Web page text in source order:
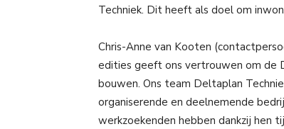
Techniek. Dit heeft als doel om
Chris-Anne van Kooten
edities geeft ons vertrouwen om de
bouwen. Ons team Deltaplan
organiserende en deelnemende
werkzoekenden hebben dankzij hen